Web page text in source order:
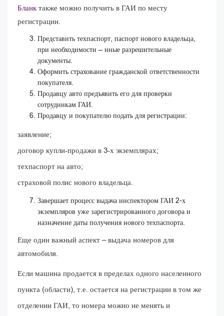
Бланктакже можно получить в ГАИ по месту
регистрации.
Представить техпаспорт, паспорт нового владельца,
при необходимости – иные разрешительные
документы.
Оформить страхование гражданской ответственности
покупателя.
Продавцу авто предъявить его для проверки
сотрудникам ГАИ.
Продавцу и покупателю подать для регистрации:
заявление;
договор купли-продажи в 3-х экземплярах;
техпаспорт на авто;
страховой полис нового владельца.
Завершает процесс выдача инспектором ГАИ 2-х
экземпляров уже зарегистрированного договора и
назначение даты получения нового техпаспорта.
Еще один важный аспект – выдача номеров для
автомобиля.
Если машина продается в пределах одного населенного
пункта (области), т.е. остается на регистрации в том же
отделении ГАИ, то номера можно не менять и